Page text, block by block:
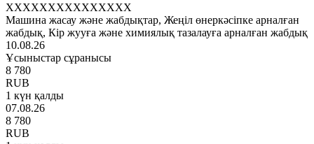
XXXXXXXXXXXXXXX
Машина жасау және жабдықтар, Жеңіл өнеркәсіпке арналған
жабдық, Кір жууға және химиялық тазалауға арналған жабдық
10.08.26
Ұсыныстар сұранысы
8 780
RUB
1 күн қалды
07.08.26
8 780
RUB